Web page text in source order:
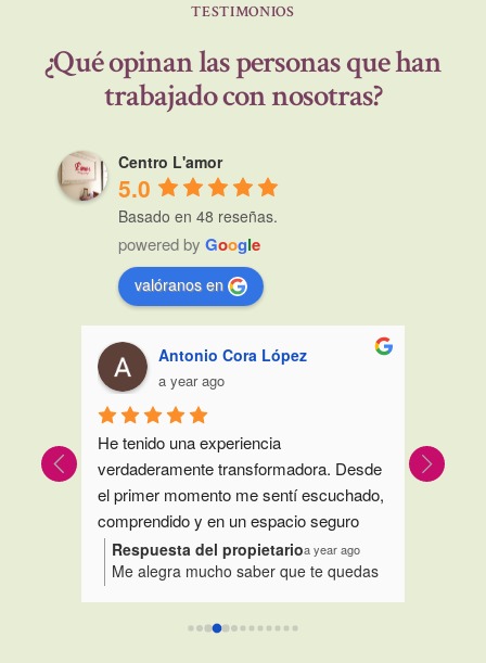
TESTIMONIOS
¿Qué opinan las personas que han
trabajado con nosotras?
Centro L'amor
5.0
Basado en 48 reseñas.
powered by Google
valóranos en
y
Antonio Cora López
a year ago
He tenido una experiencia
verdaderamente transformadora. Desde
el primer momento me sentí escuchado,
comprendido y en un espacio seguro
donde poder hablar abiertamente sobre
temas íntimos y a menudo consideras
tabú.
Me ayudaron a entender mejor a mi
Respuesta del propietarioa year ago
Me alegra mucho saber que te quedas
recomendarnos.
Muy